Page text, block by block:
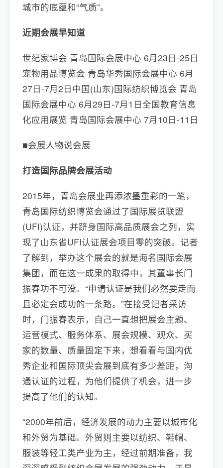
城市的底蕴和“气质”。
近期会展早知道
世纪家博会 青岛国际会展中心 6月23日-25日
宠物用品博览会 青岛华秀国际会展中心 6月
27日-7月2日中国(山东)国际纺织博览会 青岛
国际会展中心 6月29日-7月1日全国教育信息
化应用展览 青岛国际会展中心 7月10日-11日
■会展人物说会展
打造国际品牌会展活动
2015年，青岛会展业再添浓墨重彩的一笔，
青岛国际纺织博览会通过了国际展览联盟
(UFI)认证，并跻身国际高品质展会之列，实
现了山东省UFI认证展会项目零的突破。记者
了解到，举办这个展会的就是海名国际会展
集团，而在这一成果的取得中，其董事长门
振春功不可没。“申请认证是我们必然要走而
且必定会成功的一条路。”在接受记者采访
时，门振春表示，自己一直想把展会主题、
运营模式、服务体系、展会规模、观众、买
家的数量、质量固定下来，想看看与国内优
秀企业和国际顶尖会展到底有多少差距，沟
通认证的过程，为他们提供了机会，进一步
提高了他们的认知。
“2000年前后，经济发展的动力主要以城市化
和外贸为基础。外贸则主要以纺织、鞋帽、
服装等轻工类产业为主，经过前期准备，我